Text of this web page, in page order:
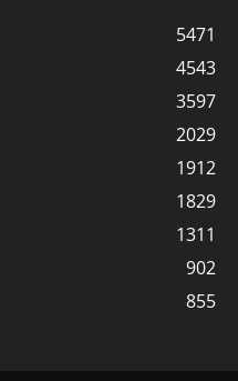
5471
4543
3597
2029
1912
1829
1311
902
855